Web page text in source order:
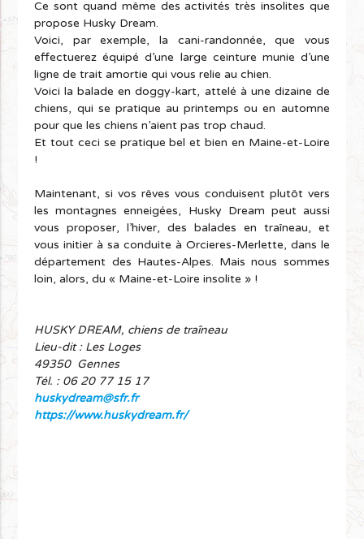
Ce sont quand même des activités très insolites que
propose Husky Dream.
Voici, par exemple, la cani-randonnée, que vous
effectuerez équipé d’une large ceinture munie d’une
ligne de trait amortie qui vous relie au chien.
Voici la balade en doggy-kart, attelé à une dizaine de
chiens, qui se pratique au printemps ou en automne
pour que les chiens n’aient pas trop chaud.
Et tout ceci se pratique bel et bien en Maine-et-Loire
!
Maintenant, si vos rêves vous conduisent plutôt vers
les montagnes enneigées, Husky Dream peut aussi
vous proposer, l’hiver, des balades en traîneau, et
vous initier à sa conduite à Orcieres-Merlette, dans le
département des Hautes-Alpes. Mais nous sommes
loin, alors, du « Maine-et-Loire insolite » !
HUSKY DREAM, chiens de traîneau
Lieu-dit : Les Loges
49350 Gennes
Tél. : 06 20 77 15 17
huskydream@sfr.fr
https://www.huskydream.fr/